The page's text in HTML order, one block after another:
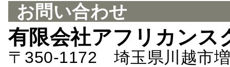
お問い合わせ
有限会社アフリカンス
〒350-1172 埼玉県川越市